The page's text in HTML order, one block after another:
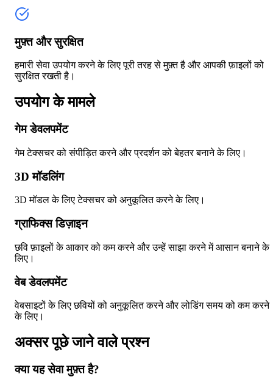
मुफ़्त और सुरक्षित
हमारी सेवा उपयोग करने के लिए पूरी तरह से मुफ़्त है और आपकी फ़ाइलों को
सुरक्षित रखती है।
उपयोग के मामले
गेम डेवलपमेंट
गेम टेक्सचर को संपीड़ित करने और प्रदर्शन को बेहतर बनाने के लिए।
3D मॉडलिंग
3D मॉडल के लिए टेक्सचर को अनुकूलित करने के लिए।
ग्राफिक्स डिज़ाइन
छवि फ़ाइलों के आकार को कम करने और उन्हें साझा करने में आसान बनाने के
लिए।
वेब डेवलपमेंट
वेबसाइटों के लिए छवियों को अनुकूलित करने और लोडिंग समय को कम करने
के लिए।
अक्सर पूछे जाने वाले प्रश्न
क्या यह सेवा मुफ़्त है?